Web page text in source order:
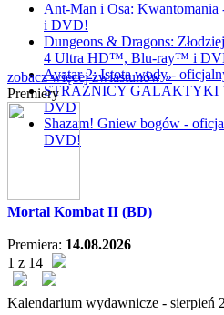
Ant-Man i Osa:
i DVD!
Dungeons & Dragons:
4 Ultra HD™, Blu-ray™ i
Avatar 2: Istota wody -
STRAŻNICY GALAKTYKI
DVD
Shazam! Gniew bogów -
DVD!
zobacz więcej zwiastunów »
Premiery
Mortal Kombat II (BD)
Premiera: 14.08.2026
1 z 14
Kalendarium wydawnicze - sierpień